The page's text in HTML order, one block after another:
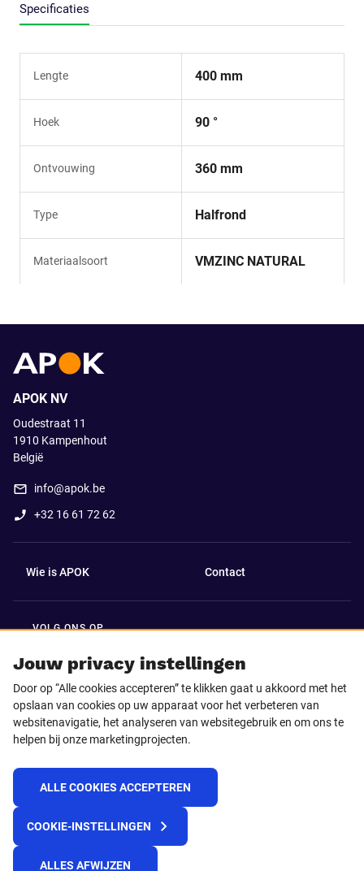
Specificaties
Lengte 400 mm
Hoek 90 °
Ontvouwing 360 mm
Type Halfrond
Materiaalsoort VMZINC NATURAL
Jouw privacy instellingen
Door op “Alle cookies accepteren” te klikken gaat u akkoord met het
opslaan van cookies op uw apparaat voor het verbeteren van
websitenavigatie, het analyseren van websitegebruik en om ons te
helpen bij onze marketingprojecten.
ALLE COOKIES ACCEPTEREN
COOKIE-INSTELLINGEN
ALLES AFWIJZEN
APOK NV
Oudestraat 11
1910 Kampenhout
België
info@apok.be
+32 16 61 72 62
Wie is APOK Contact
VOLG ONS OP
Facebook LinkedIn
Instagram TikTok